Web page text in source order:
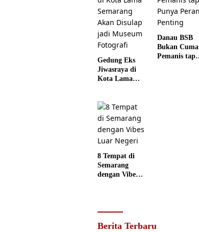
Gedung Eks
Jiwasraya di
Kota Lama
jadi Museum
Fotografi
Danau BSB
Bukan Cuma
Pemanis tapi
8 Tempat di
Semarang
dengan Vibes
Berita Terbaru